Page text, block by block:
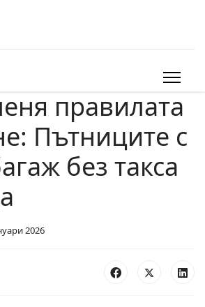
правилата
Пътниците с
без такса
2026